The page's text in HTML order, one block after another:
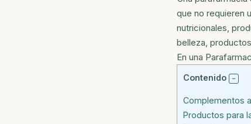
que no requieren
nutricionales,
belleza,
En una
Contenido
Complementos
Productos para